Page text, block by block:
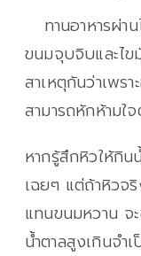
ทานอาหารผ่า
ขนมจุบจิบและไข
สาเหตุกันว่าเพรา
สามารถหักห้ามใ
หากรู้สึกหิวให้กิน
เฉยๆ แต่ถ้าหิวจ
แทนขนมหวาน จ
น้ำตาลสูงเกินจำเ